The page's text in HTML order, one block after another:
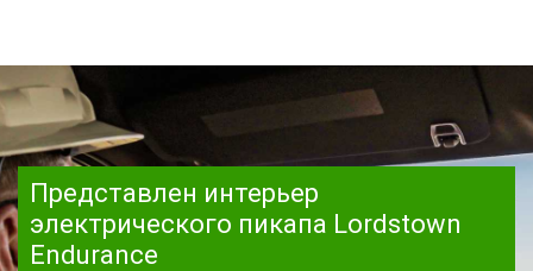
Представлен интерьер
электрического пикапа Lordstown
Endurance